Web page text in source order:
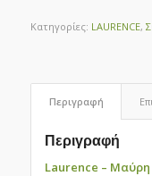
Κατηγορίες: LAURENCE,
Περιγραφή
Περιγραφή
Laurence – Μαύρη